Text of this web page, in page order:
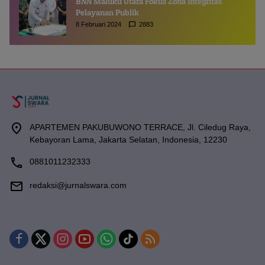
Pelayanan Publik
8 Februari 2024 2883
APARTEMEN PAKUBUWONO TERRACE, Jl. Ciledug Raya,
Kebayoran Lama, Jakarta Selatan, Indonesia, 12230
0881011232333
redaksi@jurnalswara.com